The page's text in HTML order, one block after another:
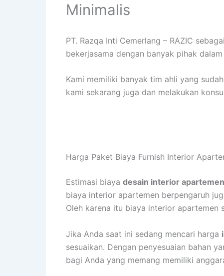
Minimalis
PT. Razqa Inti Cemerlang – RAZIC
bekerjasama dengan banyak pihak
Kami memiliki banyak tim ahli yang
kami sekarang juga dan melakukan
Harga Paket Biaya Furnish Interior
Estimasi biaya desain interior
biaya interior apartemen berpengaruh
Oleh karena itu biaya interior apartemen
Jika Anda saat ini sedang mencari harga
sesuaikan. Dengan penyesuaian bahan
bagi Anda yang memang memiliki